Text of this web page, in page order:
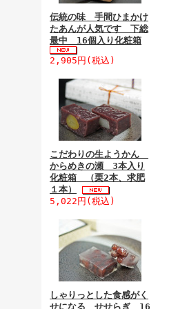
伝統の味 手間ひまかけ
たあんが人気です 下総
最中 16個入り化粧箱
2,905円(税込)
こだわりの生ようかん
からめきの瀬 3本入り
化粧箱 （栗2本、求肥
１本）
5,022円(税込)
しゃりっとした食感がく
せになる せせらぎ 16